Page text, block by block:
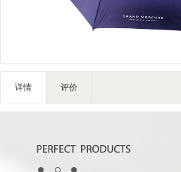
健身器材
清洁服务
详情 评价